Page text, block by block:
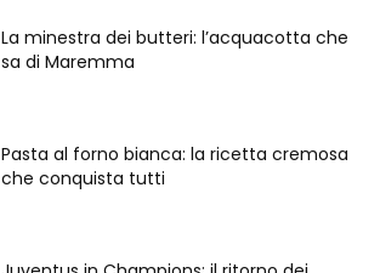
La minestra dei butteri: l’acquacotta che
sa di Maremma
Pasta al forno bianca: la ricetta cremosa
che conquista tutti